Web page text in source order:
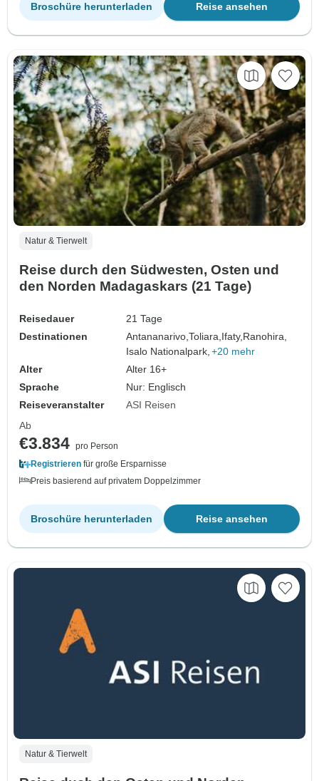
Reise ansehen
Broschüre herunterladen
Natur & Tierwelt
Reise durch den Südwesten, Osten und
den Norden Madagaskars (21 Tage)
Reisedauer
21 Tage
Destinationen
Antananarivo,Toliara,Ifaty,Ranohira,
Isalo Nationalpark, +20 mehr
Alter
Alter 16+
Sprache
Nur: Englisch
Reiseveranstalter
ASI Reisen
Ab
€3.834 pro Person
Registrieren für große Ersparnisse
Preis basierend auf privatem Doppelzimmer
Reise ansehen
Broschüre herunterladen
Natur & Tierwelt